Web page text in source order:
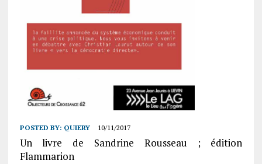
POSTED BY: QUIERY 10/11/2017
Un livre de Sandrine Rousseau ; édition
Flammarion